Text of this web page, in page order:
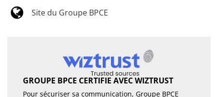
Site du Groupe BPCE
GROUPE BPCE CERTIFIE AVEC WIZTRUST
Pour sécuriser sa communication, Groupe BPCE